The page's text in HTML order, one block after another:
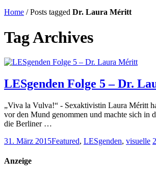
Home /Posts tagged Dr. Laura Méritt
Tag Archives
LESgenden Folge 5 – Dr.
„Viva la Vulva!“ - Sexaktivistin Laura Méritt
vor den Mund genommen und machte sich in
die Berliner …
31. März 2015Featured, LESgenden, visuelle
Anzeige